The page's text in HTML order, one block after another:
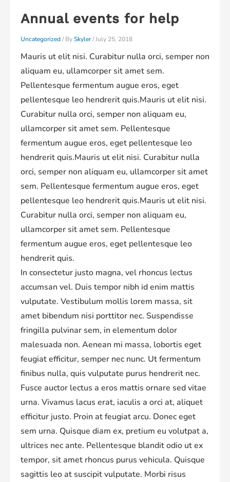
Annual events for help
Uncategorized/ BySkyler/July 25, 2018
Mauris ut elit nisi. Curabitur nulla orci, semper non
aliquam eu, ullamcorper sit amet sem.
Pellentesque fermentum augue eros, eget
pellentesque leo hendrerit quis.Mauris ut elit nisi.
Curabitur nulla orci, semper non aliquam eu,
ullamcorper sit amet sem. Pellentesque
fermentum augue eros, eget pellentesque leo
hendrerit quis.Mauris ut elit nisi. Curabitur nulla
orci, semper non aliquam eu, ullamcorper sit amet
sem. Pellentesque fermentum augue eros, eget
pellentesque leo hendrerit quis.Mauris ut elit nisi.
Curabitur nulla orci, semper non aliquam eu,
ullamcorper sit amet sem. Pellentesque
fermentum augue eros, eget pellentesque leo
hendrerit quis.
In consectetur justo magna, vel rhoncus lectus
accumsan vel. Duis tempor nibh id enim mattis
vulputate. Vestibulum mollis lorem massa, sit
amet bibendum nisi porttitor nec. Suspendisse
fringilla pulvinar sem, in elementum dolor
malesuada non. Aenean mi massa, lobortis eget
feugiat efficitur, semper nec nunc. Ut fermentum
finibus nulla, quis vulputate purus hendrerit nec.
Fusce auctor lectus a eros mattis ornare sed vitae
urna. Vivamus lacus erat, iaculis a orci at, aliquet
efficitur justo. Proin at feugiat arcu. Donec eget
sem urna. Quisque diam ex, pretium eu volutpat a,
ultrices nec ante. Pellentesque blandit odio ut ex
tempor, sit amet rhoncus purus vehicula. Quisque
sagittis leo at suscipit vulputate. Morbi risus